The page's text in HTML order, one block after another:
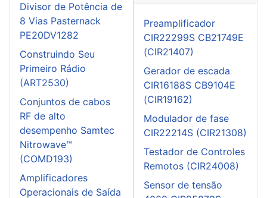
Divisor de Potência de
8 Vias Pasternack
PE20DV1282
Construindo Seu
Primeiro Rádio
(ART2530)
Conjuntos de cabos
RF de alto
desempenho Samtec
Nitrowave™
(COMD193)
Amplificadores
Operacionais de Saída
Preamplificador
CIR22299S CB21749E
(CIR21407)
Gerador de escada
CIR16188S CB9104E
(CIR19162)
Modulador de fase
CIR22214S (CIR21308)
Testador de Controles
Remotos (CIR24008)
Sensor de tensão